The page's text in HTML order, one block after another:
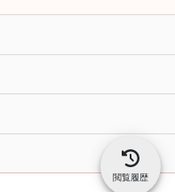
閲覧履歴